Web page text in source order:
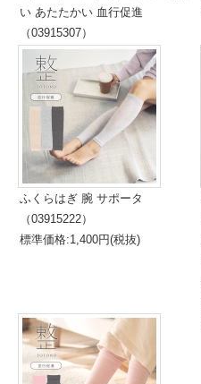
い あたたかい 血行促進
（03915307）
標準価格:1,600円(税抜)
ふくらはぎ 腕 サポータ
（03915222）
標準価格:1,400円(税抜)